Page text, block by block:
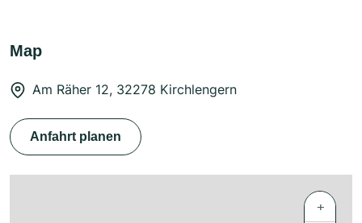
Map
Am Räher 12, 32278 Kirchlengern
Anfahrt planen
+